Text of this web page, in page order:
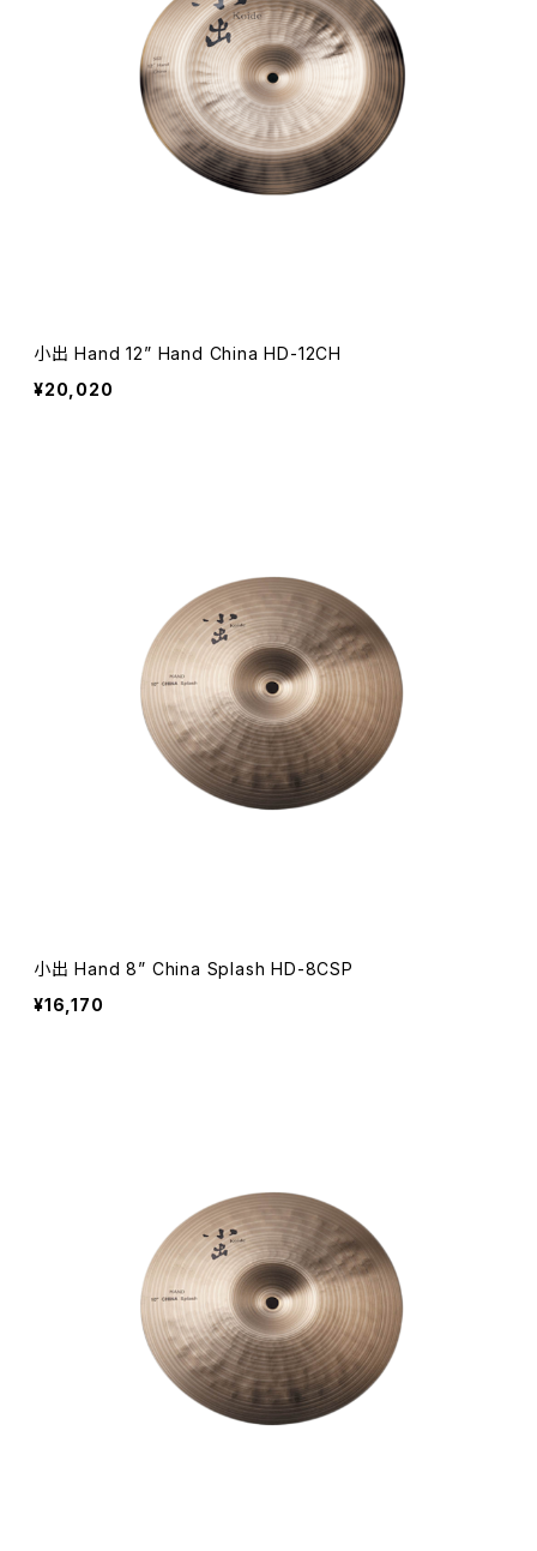
小出 Hand 12” Hand China HD-12CH
¥20,020
小出 Hand 8” China Splash HD-8CSP
¥16,170